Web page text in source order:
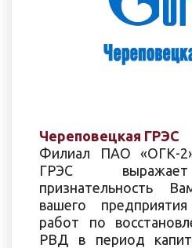
Череповецкая ГРЭС
Филиал ПАО «ОГК-
ГРЭС
признательность
вашего
работ по
РВД в период